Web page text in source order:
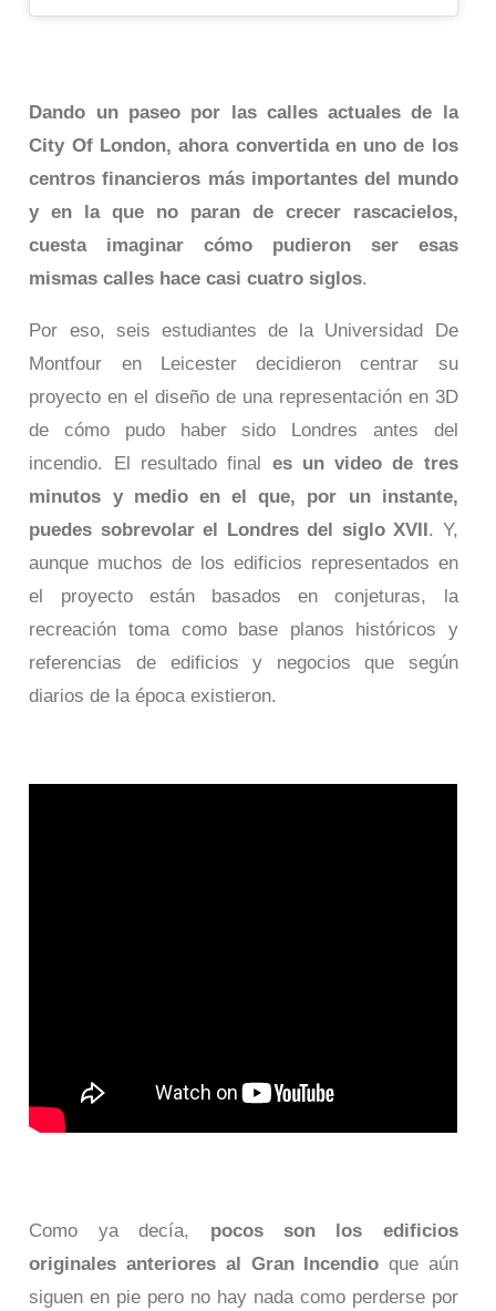
Dando un paseo por las calles actuales de la
City Of London, ahora convertida en uno de los
centros financieros más importantes del mundo
y en la que no paran de crecer rascacielos,
cuesta imaginar cómo pudieron ser esas
mismas calles hace casi cuatro siglos.
Por eso, seis estudiantes de la Universidad De
Montfour en Leicester decidieron centrar su
proyecto en el diseño de una representación en 3D
de cómo pudo haber sido Londres antes del
incendio. El resultado final es un video de tres
minutos y medio en el que, por un instante,
puedes sobrevolar el Londres del siglo XVII . Y,
aunque muchos de los edificios representados en
el proyecto están basados en conjeturas, la
recreación toma como base planos históricos y
referencias de edificios y negocios que según
diarios de la época existieron.
Como ya decía, pocos son los edificios
originales anteriores al Gran Incendio que aún
siguen en pie pero no hay nada como perderse por